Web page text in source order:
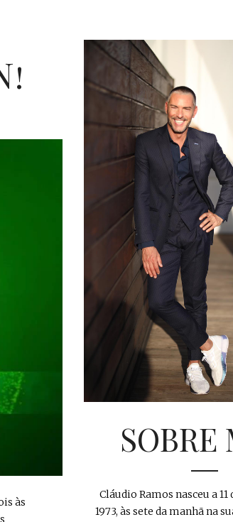
às
SOBRE
Cláudio Ramos nasceu a
1973, às sete da manhã na